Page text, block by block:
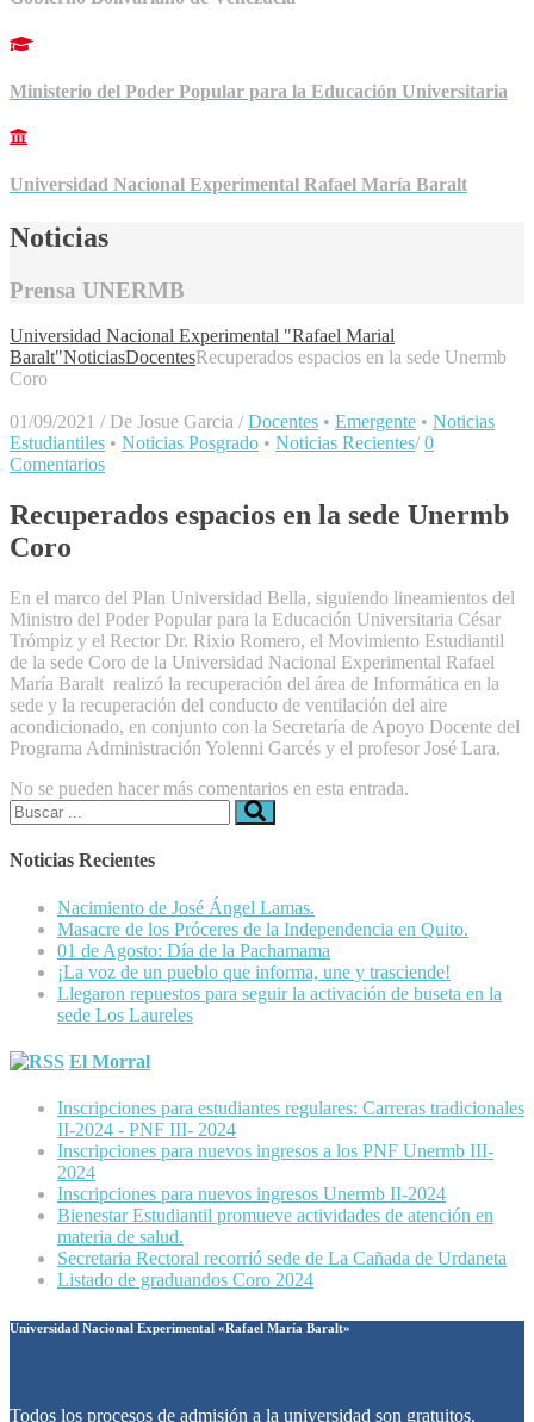
Ministerio del Poder Popular para la Educación Universitaria
Universidad Nacional Experimental Rafael María Baralt
Noticias
Prensa UNERMB
Universidad Nacional Experimental "Rafael Marial
Baralt"NoticiasDocentesRecuperados espacios en la sede Unermb
Coro
01/09/2021 / De Josue Garcia / Docentes • Emergente • Noticias
Estudiantiles • Noticias Posgrado • Noticias Recientes/ 0
Comentarios
Recuperados espacios en la sede Unermb
Coro
En el marco del Plan Universidad Bella, siguiendo lineamientos del
Ministro del Poder Popular para la Educación Universitaria César
Trómpiz y el Rector Dr. Rixio Romero, el Movimiento Estudiantil
de la sede Coro de la Universidad Nacional Experimental Rafael
María Baralt realizó la recuperación del área de Informática en la
sede y la recuperación del conducto de ventilación del aire
acondicionado, en conjunto con la Secretaría de Apoyo Docente del
Programa Administración Yolenni Garcés y el profesor José Lara.
No se pueden hacer más comentarios en esta entrada.
Buscar:
Noticias Recientes
Nacimiento de José Ángel Lamas.
Masacre de los Próceres de la Independencia en Quito.
01 de Agosto: Día de la Pachamama
¡La voz de un pueblo que informa, une y trasciende!
Llegaron repuestos para seguir la activación de buseta en la
sede Los Laureles
El Morral
Inscripciones para estudiantes regulares: Carreras tradicionales
II-2024 - PNF III- 2024
Inscripciones para nuevos ingresos a los PNF Unermb III-
2024
Inscripciones para nuevos ingresos Unermb II-2024
Bienestar Estudiantil promueve actividades de atención en
materia de salud.
Secretaria Rectoral recorrió sede de La Cañada de Urdaneta
Listado de graduandos Coro 2024
Universidad Nacional Experimental «Rafael María Baralt»
Todos los procesos de admisión a la universidad son gratuitos.